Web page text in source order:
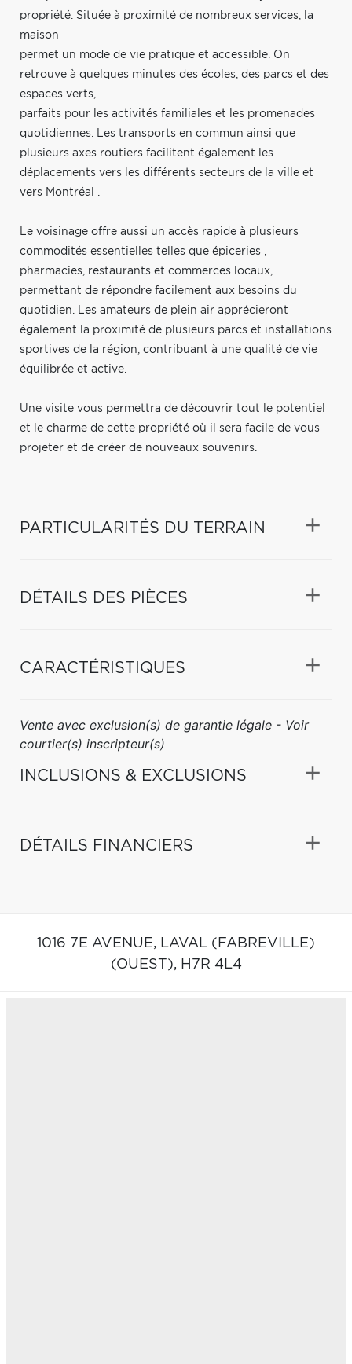
propriété. Située à proximité de nombreux services, la
maison
permet un mode de vie pratique et accessible. On
retrouve à quelques minutes des écoles, des parcs et des
espaces verts,
parfaits pour les activités familiales et les promenades
quotidiennes. Les transports en commun ainsi que
plusieurs axes routiers facilitent également les
déplacements vers les différents secteurs de la ville et
vers Montréal .
Le voisinage offre aussi un accès rapide à plusieurs
commodités essentielles telles que épiceries ,
pharmacies, restaurants et commerces locaux,
permettant de répondre facilement aux besoins du
quotidien. Les amateurs de plein air apprécieront
également la proximité de plusieurs parcs et installations
sportives de la région, contribuant à une qualité de vie
équilibrée et active.
Une visite vous permettra de découvrir tout le potentiel
et le charme de cette propriété où il sera facile de vous
projeter et de créer de nouveaux souvenirs.
PARTICULARITÉS DU TERRAIN
DÉTAILS DES PIÈCES
CARACTÉRISTIQUES
Vente avec exclusion(s) de garantie légale - Voir
courtier(s) inscripteur(s)
INCLUSIONS & EXCLUSIONS
DÉTAILS FINANCIERS
1016 7E AVENUE, LAVAL (FABREVILLE)
(OUEST), H7R 4L4